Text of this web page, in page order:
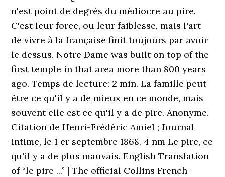
n'est point de degrés du médiocre au pire.
C'est leur force, ou leur faiblesse, mais l'art
de vivre à la française finit toujours par avoir
le dessus. Notre Dame was built on top of the
first temple in that area more than 800 years
ago. Temps de lecture: 2 min. La famille peut
être ce qu'il y a de mieux en ce monde, mais
souvent elle est ce qu'il y a de pire. Anonyme.
Citation de Henri-Frédéric Amiel ; Journal
intime, le 1 er septembre 1868. 4 nm Le pire, ce
qu'il y a de plus mauvais. English Translation
of “le pire ...” | The official Collins French-